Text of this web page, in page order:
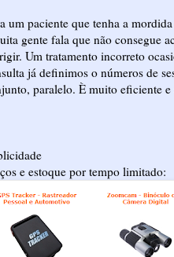
um paciente que tenha a
gente fala que não consegue
Um tratamento incorreto
já definimos o números de
paralelo. È muito eficiente
e estoque por tempo limitado: